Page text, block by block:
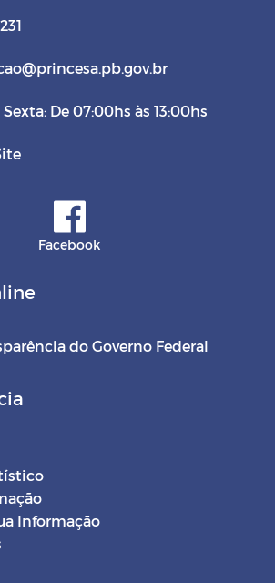
De 07:00hs às 13:00hs
Facebook
do Governo Federal
Informação